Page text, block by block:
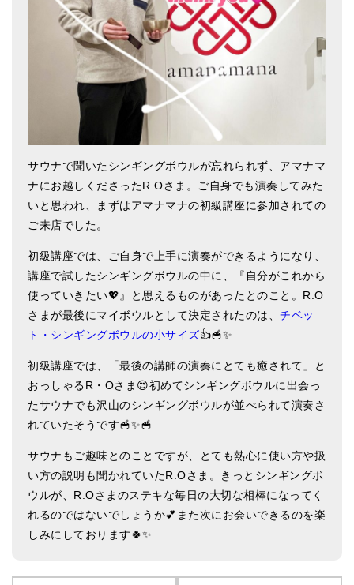
新・鍛造スペシャル
マンダラ彫（黒・渋金）
人気の3点セット
お得なアマナマナ・セット
スティック・マレット・リング（台座）
アマナマナのティンシャ
プレミアム・ティンシャ（L・M）
ベーシック・ティンシャ（4種）
ティンシャケース
お香定期購入（ラクとくサブスク）
チベット高僧のオラクルカード
シンギングボウル入門本・CD
アウトレット
オリジナルグッズ
サウナで聞いたシンギングボウルが忘れられず、アマナマ
ナにお越しくださったR.Oさま。ご自身でも演奏してみた
いと思われ、まずはアマナマナの初級講座に参加されての
ご来店でした。
初級講座では、ご自身で上手に演奏ができるようになり、
講座で試したシンギングボウルの中に、『自分がこれから
使っていきたい💖』と思えるものがあったとのこと。R.O
さまが最後にマイボウルとして決定されたのは、 チベッ
ト・シンギングボウルの小サイズ👍🥣✨
初級講座では、「最後の講師の演奏にとても癒されて」と
おっしゃるR・Oさま😍初めてシンギングボウルに出会っ
たサウナでも沢山のシンギングボウルが並べられて演奏さ
れていたそうです🥣✨🥣
サウナもご趣味とのことですが、とても熱心に使い方や扱
い方の説明も聞かれていたR.Oさま。きっとシンギングボ
ウルが、R.Oさまのステキな毎日の大切な相棒になってく
れるのではないでしょうか💕また次にお会いできるのを楽
しみにしております🍀✨